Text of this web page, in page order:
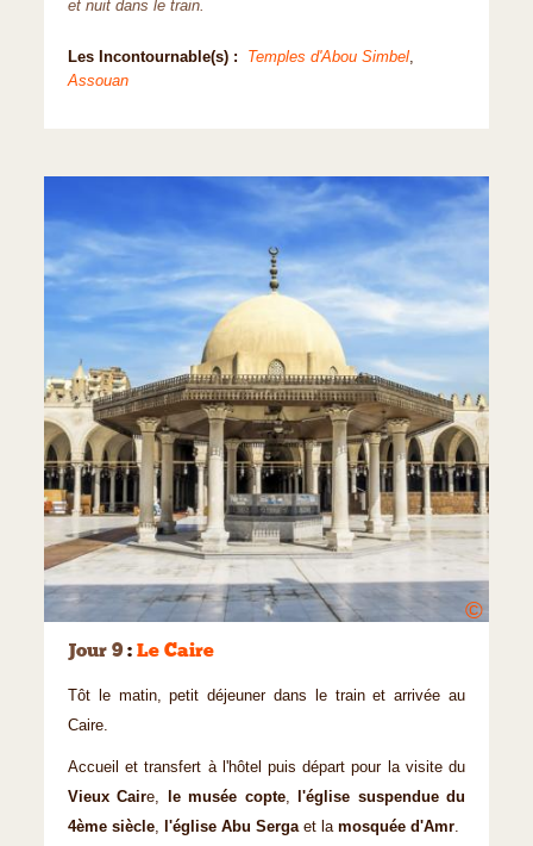
et nuit dans le train.
Les Incontournable(s) : Temples d'Abou Simbel,
Assouan
©
Jour 9: Le Caire
Tôt le matin, petit déjeuner dans le train et arrivée au
Caire.
Accueil et transfert à l'hôtel puis départ pour la visite du
Vieux Caire, le musée copte,
l'église suspendue du
4ème siècle, l'église Abu Sergaet la mosquée d'Amr.